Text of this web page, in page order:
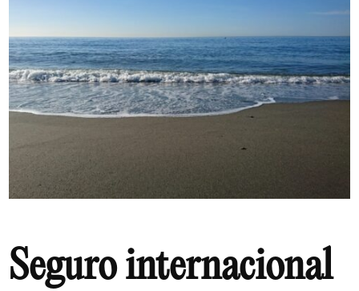
Seguro internacional